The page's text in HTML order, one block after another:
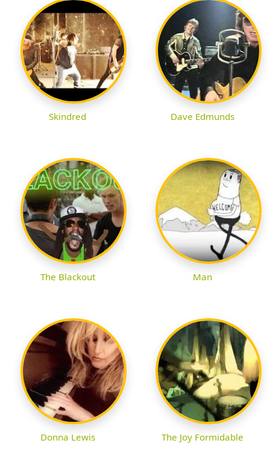
Skindred Dave Edmunds
The Blackout Man
Donna Lewis The Joy Formidable